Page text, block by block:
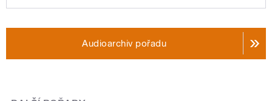
Audioarchiv pořadu